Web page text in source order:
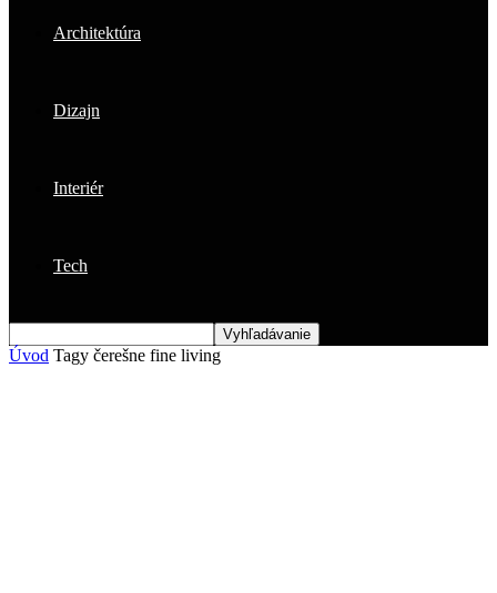
Architektúra
Dizajn
Interiér
Tech
Úvod Tagy čerešne fine living